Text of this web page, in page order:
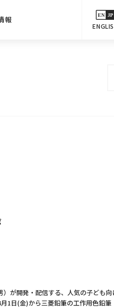
シーンでさがす
めコンテンツ
報
開発・配信する、人気の子ども向
1日(金)から三菱鉛筆の工作用色鉛